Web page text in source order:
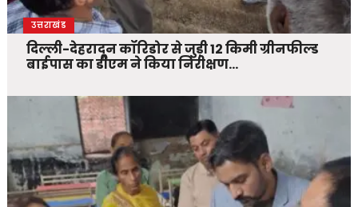
उत्तराखंड
दिल्ली-देहरादून कॉरिडोर से जुड़ी 12 किमी ग्रीनफील्ड
बाईपास का डीएम ने किया निरीक्षण…